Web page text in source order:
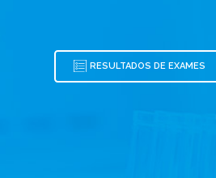
RESULTADOS DE EXAMES